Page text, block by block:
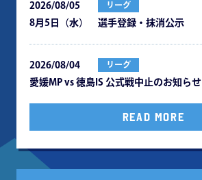
2026/08/05 リーグ
8月5日（水） 選手登録・抹消公示
2026/08/04 リーグ
愛媛MP vs 徳島IS 公式戦中⽌のお知らせ
READ MORE